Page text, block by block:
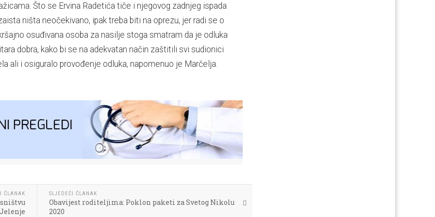
Što se Ervina Radetića tiče i njegovog zadnjeg ispada
ništa neočekivano, ipak treba biti na oprezu, jer radi se o
osuđivana osoba za nasilje stoga smatram da je odluka
dobra, kako bi se na adekvatan način zaštitili svi sudionici
ali i osiguralo provođenje odluka, napomenuo je Marčelja.
ČLANAK SLJEDEĆI ČLANAK
Obavijest roditeljima: Poklon paketi za Svetog Nikolu
2020